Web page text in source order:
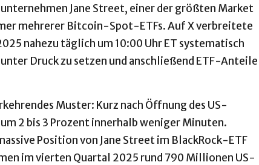
Jane Street, einer der größten Market
mehrerer Bitcoin-Spot-ETFs. Auf X verbreitete
nahezu täglich um 10:00 Uhr ET systematisch
Druck zu setzen und anschließend ETF-Anteile
Muster: Kurz nach Öffnung des US-
2 bis 3 Prozent innerhalb weniger Minuten.
Position von Jane Street im BlackRock-ETF
im vierten Quartal 2025 rund 790 Millionen US-